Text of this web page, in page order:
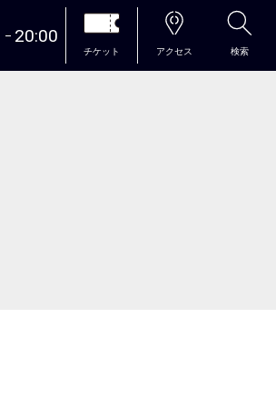
20:00
チケット アクセス 検索